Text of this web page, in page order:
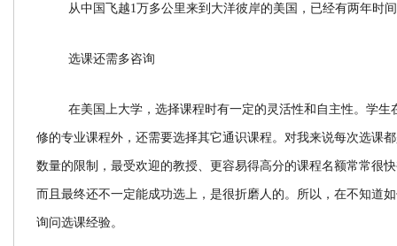
从中国飞越1万多公里来到大洋彼岸的美国，已经有两年时
选课还需多咨询
在美国上大学，选择课程时有一定的灵活性和自主性。学
修的专业课程外，还需要选择其它通识课程。对我来说每次选课
数量的限制，最受欢迎的教授、更容易得高分的课程名额常常很
而且最终还不一定能成功选上，是很折磨人的。所以，在不知道
询问选课经验。